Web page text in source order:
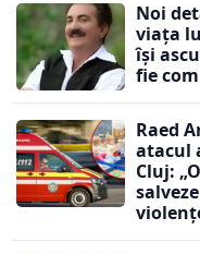
Noi
viața
își
fie
Raed
atacul
Cluj: